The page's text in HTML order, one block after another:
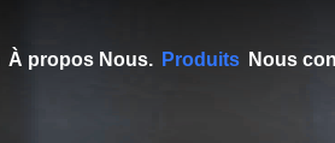
À propos Nous. Produits Nous